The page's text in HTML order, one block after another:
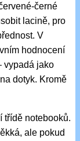
černé
lacině, pro
V
hodnocení
vypadá jako
dotyk. Kromě
třídě notebooků.
ale pokud